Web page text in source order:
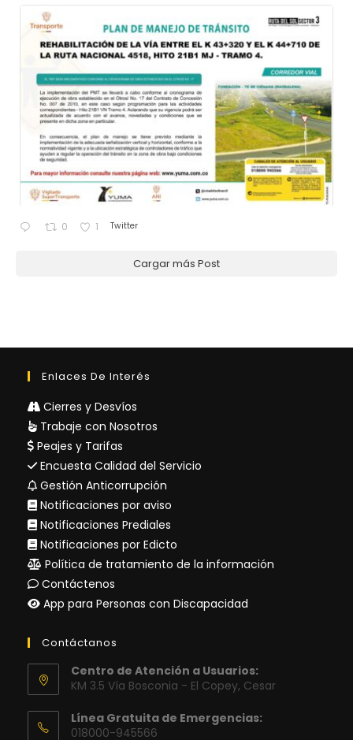
0 1 Twitter
Cargar más Post
Enlaces De Interés
Cierres y Desvíos
Trabaje con Nosotros
Peajes y Tarifas
Encuesta Calidad del Servicio
Gestión Anticorrupción
Notificaciones por aviso
Notificaciones Prediales
Notificaciones por Edicto
Política de tratamiento de la información
Contáctenos
App para Personas con Discapacidad
Contáctanos
Centro de Atención a Usuarios:
KM 3.5 Vía Bosconia - El Copey, Cesar
Línea Gratuita de Emergencias:
018000-945566